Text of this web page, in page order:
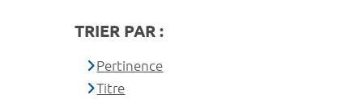
TRIER PAR :
Pertinence
Titre